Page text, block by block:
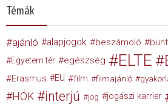
Témák
ajánló alapjogok beszámoló
Egyetem tér egészség ELTE
Erasmus EU film filmajánló
HÖK interjú jog jogászi karrier